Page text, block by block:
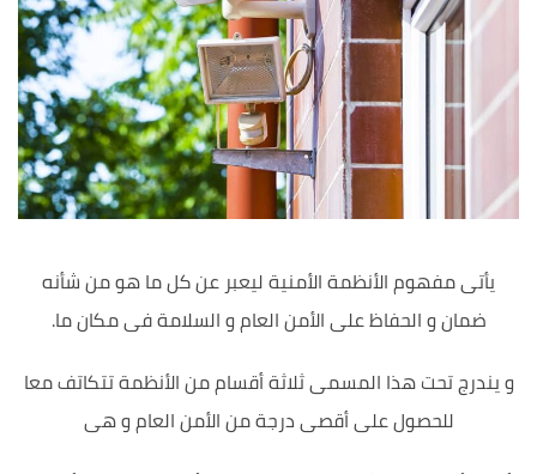
يأتى مفهوم الأنظمة الأمنية ليعبر عن كل ما هو من شأنه
ضمان و الحفاظ على الأمن العام و السلامة فى مكان ما.
و يندرج تحت هذا المسمى ثلاثة أقسام من الأنظمة تتكاتف معا
للحصول على أقصى درجة من الأمن العام و هى